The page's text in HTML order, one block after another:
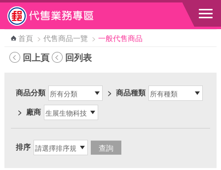
跳到主要內容區塊
首頁 > 代售商品一覽 > 一般代售商品
回上頁 回列表
商品分類 > 商品種類
> 廠商
排序